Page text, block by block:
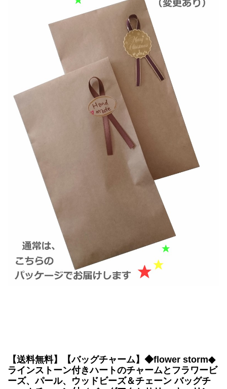
【送料無料】【バッグチャーム】◆flower storm◆
ラインストーン付きハートのチャームとフラワービ
ーズ、パール、ウッドビーズ＆チェーン バッグチ